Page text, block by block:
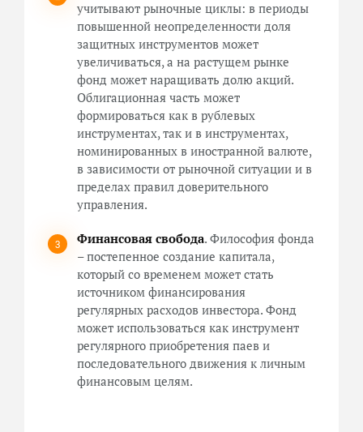
учитывают рыночные циклы: в периоды
повышенной неопределенности доля
защитных инструментов может
увеличиваться, а на растущем рынке
фонд может наращивать долю акций.
Облигационная часть может
формироваться как в рублевых
инструментах, так и в инструментах,
номинированных в иностранной валюте,
в зависимости от рыночной ситуации и в
пределах правил доверительного
управления.
Финансовая свобода. Философия фонда
– постепенное создание капитала,
который со временем может стать
источником финансирования
регулярных расходов инвестора. Фонд
может использоваться как инструмент
регулярного приобретения паев и
последовательного движения к личным
финансовым целям.